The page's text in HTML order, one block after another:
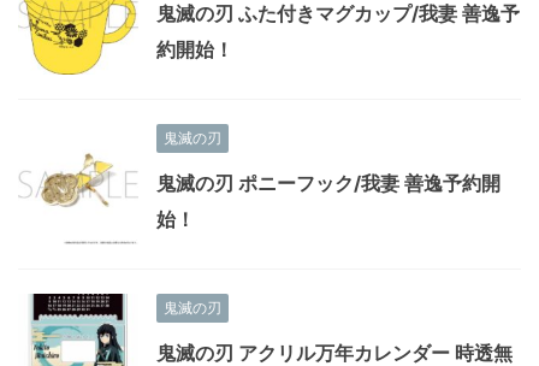
鬼滅の刃 ふた付きマグカップ/我妻 善逸予
約開始！
鬼滅の刃
鬼滅の刃 ポニーフック/我妻 善逸予約開
始！
鬼滅の刃
鬼滅の刃 アクリル万年カレンダー 時透無